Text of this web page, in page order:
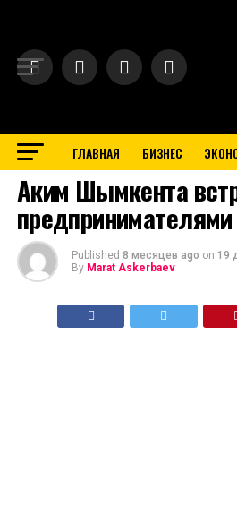
ГЛАВНАЯ БИЗНЕС
BUSINESS
Аким Шымкента
предпринимателями
Published 8 месяцев ago on 19
By Marat Askerbaev